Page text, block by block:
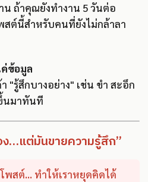
น ถ้าคุณยังทำงาน 5 วันต่อ
สต์นี้สำหรับคนที่ยังไม่กล้าลา
ข้อมูล
"รู้สึกบางอย่าง" เช่น ขำ สะอึก
นมาทันที
…แต่มันขายความรู้สึก”
พสต์... ทำให้เราหยุดคิดได้